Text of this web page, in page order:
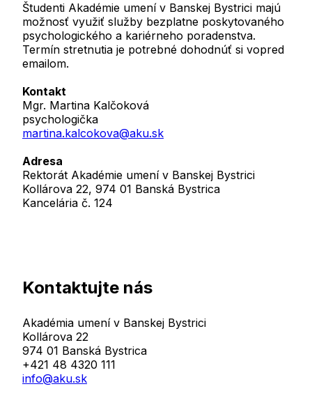
Študenti Akadémie umení v Banskej Bystrici majú
možnosť využiť služby bezplatne poskytovaného
psychologického a kariérneho poradenstva.
Termín stretnutia je potrebné dohodnúť si vopred
emailom.
Kontakt
Mgr. Martina Kalčoková
psychologička
martina.kalcokova@aku.sk
Adresa
Rektorát Akadémie umení v Banskej Bystrici
Kollárova 22, 974 01 Banská Bystrica
Kancelária č. 124
Kontaktujte nás
Akadémia umení v Banskej Bystrici
Kollárova 22
974 01 Banská Bystrica
+421 48 4320 111
info@aku.sk